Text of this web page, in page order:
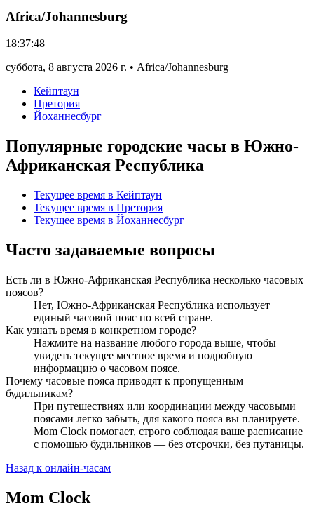
Africa/Johannesburg
18:37:48
суббота, 8 августа 2026 г. • Africa/Johannesburg
Кейптаун
Претория
Йоханнесбург
Популярные городские часы в Южно-
Африканская Республика
Текущее время в Кейптаун
Текущее время в Претория
Текущее время в Йоханнесбург
Часто задаваемые вопросы
Есть ли в Южно-Африканская Республика несколько часовых
поясов?
Нет, Южно-Африканская Республика использует
единый часовой пояс по всей стране.
Как узнать время в конкретном городе?
Нажмите на название любого города выше, чтобы
увидеть текущее местное время и подробную
информацию о часовом поясе.
Почему часовые пояса приводят к пропущенным
будильникам?
При путешествиях или координации между часовыми
поясами легко забыть, для какого пояса вы планируете.
Mom Clock помогает, строго соблюдая ваше расписание
с помощью будильников — без отсрочки, без путаницы.
Назад к онлайн-часам
Mom Clock